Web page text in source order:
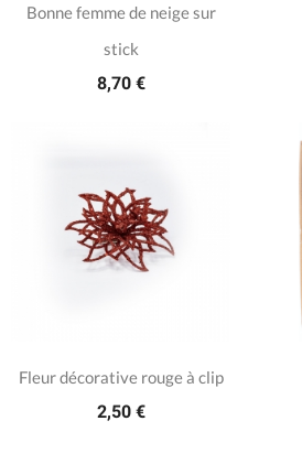
Bonne femme de neige sur
stick
8,70 €
Fleur décorative rouge à clip
2,50 €